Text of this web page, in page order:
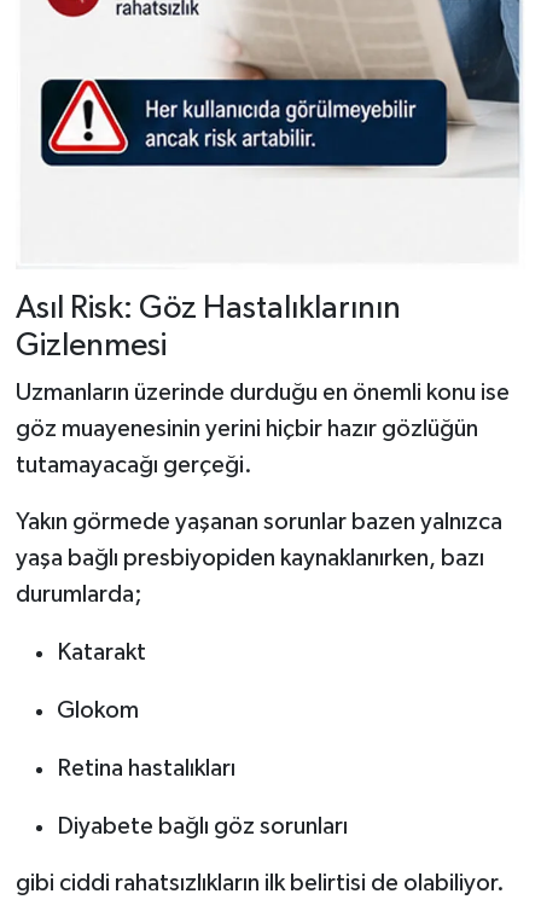
Asıl Risk: Göz Hastalıklarının
Gizlenmesi
Uzmanların üzerinde durduğu en önemli konu ise
göz muayenesinin yerini hiçbir hazır gözlüğün
tutamayacağı gerçeği.
Yakın görmede yaşanan sorunlar bazen yalnızca
yaşa bağlı presbiyopiden kaynaklanırken, bazı
durumlarda;
Katarakt
Glokom
Retina hastalıkları
Diyabete bağlı göz sorunları
gibi ciddi rahatsızlıkların ilk belirtisi de olabiliyor.